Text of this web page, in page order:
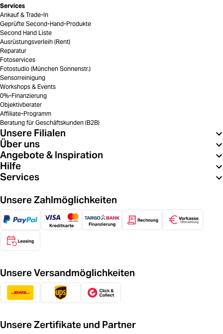
Services
Ankauf & Trade-In
Geprüfte Second-Hand-Produkte
Second Hand Liste
Ausrüstungsverleih (Rent)
Reparatur
Fotoservices
Fotostudio (München Sonnenstr.)
Sensorreinigung
Workshops & Events
0%-Finanzierung
Objektivberater
Affiliate-Programm
Beratung für Geschäftskunden (B2B)
Unsere Filialen
Über uns
Angebote & Inspiration
Hilfe
Services
Unsere Zahlmöglichkeiten
Unsere Versandmöglichkeiten
Unsere Zertifikate und Partner